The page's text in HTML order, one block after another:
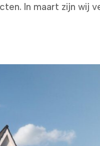
In maart zijn wij